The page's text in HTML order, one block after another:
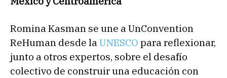
Romina Kasman se une a UnConvention
ReHuman desde laUNESCO para reflexionar,
junto a otros expertos, sobre el desafío
colectivo de construir una educación con